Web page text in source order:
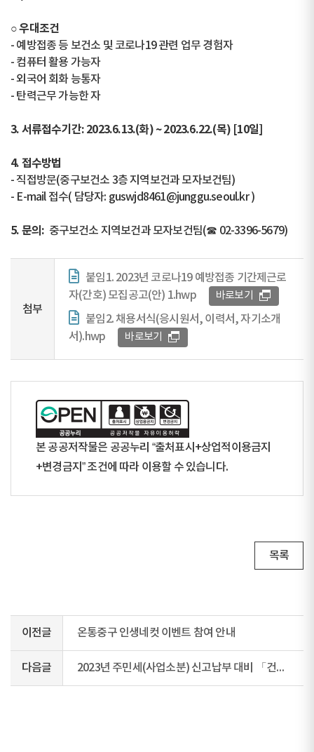
○ 우대조건
- 예방접종 등 보건소 및 코로나19 관련 업무 경험자
- 컴퓨터 활용 가능자
- 외국어 회화 능통자
- 탄력근무 가능한 자
3. 서류접수기간: 2023.6.13.(화) ~ 2023.6.22.(목) [10일]
4. 접수방법
- 직접방문(중구보건소 3층 지역보건과 모자보건팀)
- E-mail 접수( 담당자: guswjd8461@junggu.seoul.kr )
5. 문의: 중구보건소 지역보건과 모자보건팀(☎ 02-3396-5679)
첨부
붙임1. 2023년 코로나19 예방접종 기간제근로
자(간호) 모집공고(안) 1.hwp
바로보기
붙임2. 채용서식(응시원서, 이력서, 자기소개
서).hwp
바로보기
본 공공저작물은 공공누리 “출처표시+상업적이용금지
+변경금지” 조건에 따라 이용할 수 있습니다.
목록
이전글 온통중구 인생네컷 이벤트 참여 안내
다음글 2023년 주민세(사업소분) 신고납부 대비 「건물사용명세서」제출 안내